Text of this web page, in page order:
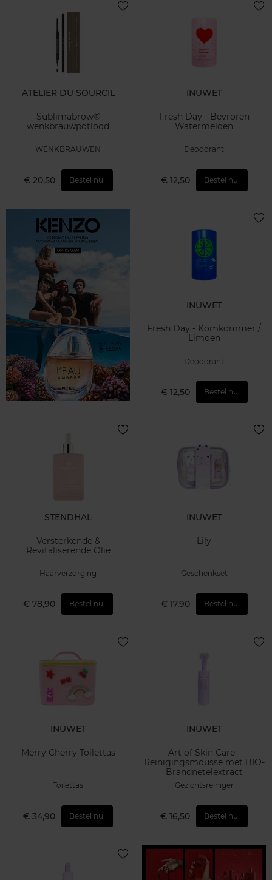
ATELIER DU SOURCIL
Sublimabrow®
wenkbrauwpotlood
WENKBRAUWEN
€ 20,50 Bestel nu!
INUWET
Fresh Day - Bevroren
Watermeloen
Deodorant
€ 12,50 Bestel nu!
INUWET
Fresh Day - Komkommer /
Limoen
Deodorant
€ 12,50 Bestel nu!
STENDHAL
Versterkende &
Revitaliserende Olie
Haarverzorging
€ 78,90 Bestel nu!
INUWET
Lily
Geschenkset
€ 17,90 Bestel nu!
INUWET
Merry Cherry Toilettas
Toilettas
€ 34,90 Bestel nu!
INUWET
Art of Skin Care -
Reinigingsmousse met BIO-
Brandnetelextract
Gezichtsreiniger
€ 16,50 Bestel nu!